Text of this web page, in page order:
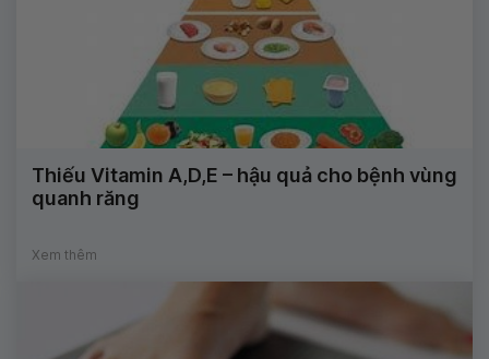
Thiếu Vitamin A,D,E – hậu quả cho bệnh vùng
quanh răng
Xem thêm